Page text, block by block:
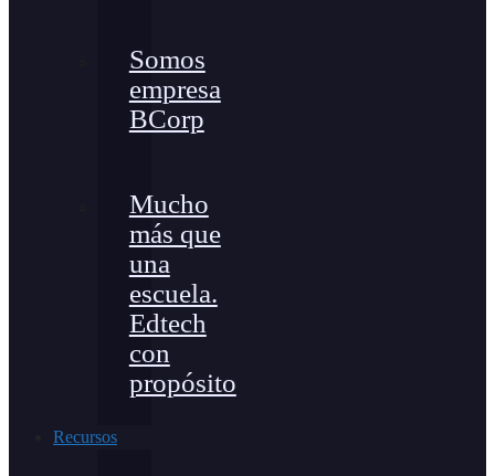
Somos
empresa
BCorp
Mucho
más que
una
escuela.
Edtech
con
propósito
Recursos